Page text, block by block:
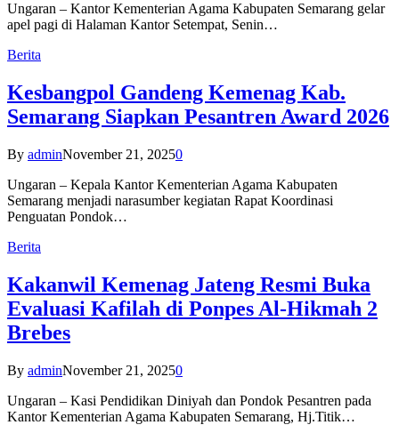
Ungaran – Kantor Kementerian Agama Kabupaten Semarang gelar
apel pagi di Halaman Kantor Setempat, Senin…
Berita
Kesbangpol Gandeng Kemenag Kab.
Semarang Siapkan Pesantren Award 2026
By adminNovember 21, 20250
Ungaran – Kepala Kantor Kementerian Agama Kabupaten
Semarang menjadi narasumber kegiatan Rapat Koordinasi
Penguatan Pondok…
Berita
Kakanwil Kemenag Jateng Resmi Buka
Evaluasi Kafilah di Ponpes Al-Hikmah 2
Brebes
By adminNovember 21, 20250
Ungaran – Kasi Pendidikan Diniyah dan Pondok Pesantren pada
Kantor Kementerian Agama Kabupaten Semarang, Hj.Titik…